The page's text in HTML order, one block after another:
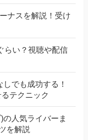
ナスを解説！受け
らい？視聴や配信
でも成功する！
テクニック
の人気ライバーま
を解説